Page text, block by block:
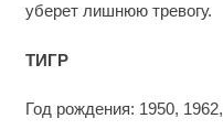
уберет лишнюю тревогу.
ТИГР
Год рождения: 1950,